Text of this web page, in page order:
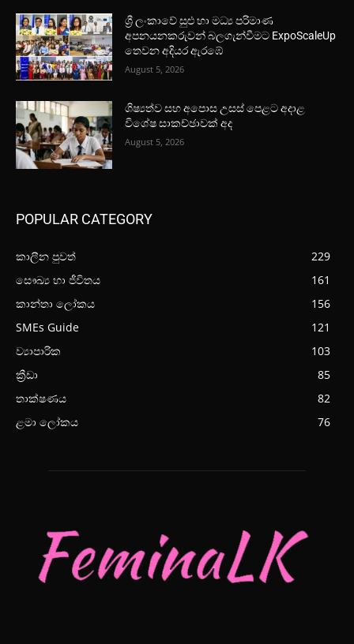
ශ්‍රී ලංකාවේ සුළු හා මධ්‍ය පරිමාණ
අපනයනකරුවන් බලගැන්වීමට ExpoScaleUp
තෙවන අදියර ඇරඹේ
August 5, 2026
ශිෂ්‍යත්ව සහ අපොස උසස් පෙළට අදාළ
විශේෂ සාකච්ඡාවක් අද
August 5, 2026
POPULAR CATEGORY
කාලීන පුවත්
229
සෞඛ්‍ය හා ජීවිතය
161
කාන්තා ලෝකය
156
SMEs Guide
121
ව්‍යාපාරික
103
ක්‍රීඩා
85
තාක්ෂණය
82
ළමා ලෝකය
76